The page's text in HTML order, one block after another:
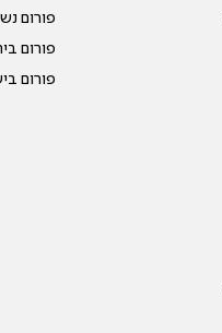
פורום
פורום
פורום